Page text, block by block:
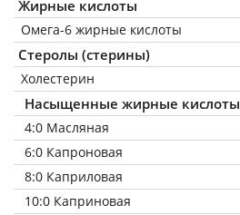
Жирные кислоты
Омега-6 жирные кислоты
Стеролы (стерины)
Холестерин
Насыщенные жирные кислоты
4:0 Масляная
6:0 Капроновая
8:0 Каприловая
10:0 Каприновая